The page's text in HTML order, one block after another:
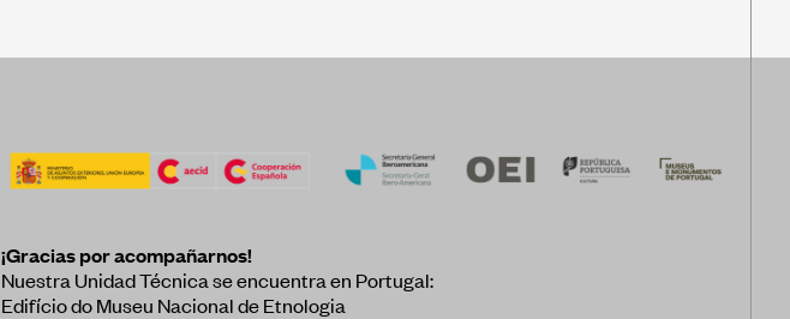
¡Gracias por acompañarnos!
Nuestra Unidad Técnica se encuentra en Portugal:
Edifício do Museu Nacional de Etnologia